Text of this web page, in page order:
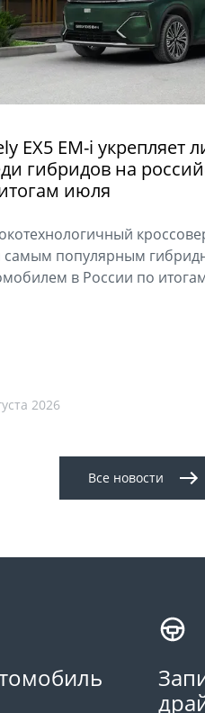
EX5 EM-i укрепляет
гибридов на
июля
самым популярным
в России по
2026
Все новости